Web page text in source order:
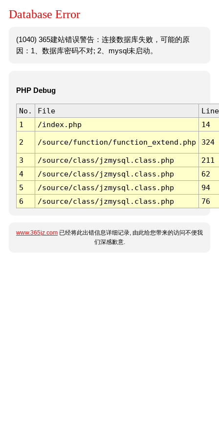
Database Error
(1040) 365建站错误警告：连接数据库失败，可能的原
因：1、数据库密码不对; 2、mysql未启动。
PHP Debug
No. File
Line
1
/index.php 14
2 /source/function/function_extend.php 324
3 /source/class/jzmysql.class.php
211
4
/source/class/jzmysql.class.php
62
5
/source/class/jzmysql.class.php
94
6
/source/class/jzmysql.class.php 76
www.365jz.com 已经将此出错信息详细记录, 由此给您带来的访问不便我
们深感歉意.